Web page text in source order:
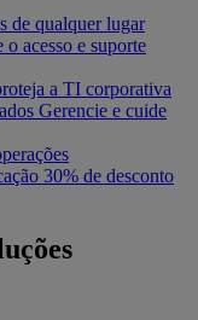
de qualquer lugar
acesso e suporte
a TI corporativa
Gerencie e cuide
30% de desconto